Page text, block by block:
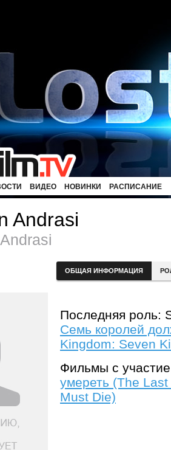
ВИДЕО НОВИНКИ РАСПИСАНИЕ
Andrasi
ОБЩАЯ ИНФОРМАЦИЯ
Последняя роль:
Семь королей
Kingdom: Seven
Фильмы с
умереть (The
Must Die)